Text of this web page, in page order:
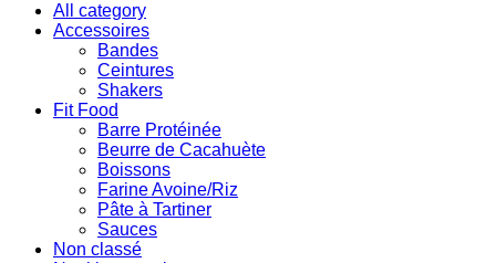
All category
Accessoires
Bandes
Ceintures
Shakers
Fit Food
Barre Protéinée
Beurre de Cacahuète
Boissons
Farine Avoine/Riz
Pâte à Tartiner
Sauces
Non classé